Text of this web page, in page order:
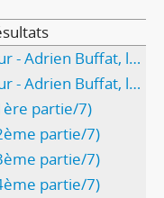
Interview d'un menuisier traceur - Adrien Buffat, le personnage A (1ère partie/2)
Interview d'un menuisier traceur - Adrien Buffat, le personnage A (2ème partie/2)
partie/7)
partie/7)
partie/7)
partie/7)